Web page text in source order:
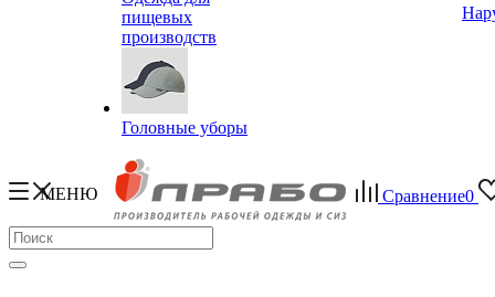
пищевых
производств
Головные уборы
МЕНЮ Сравнение0